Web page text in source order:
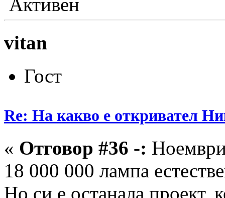
vitan
Гост
Re: На какво е откривател
« Отговор #36 -:
18 000 000 лампа
Но си е останала проект,